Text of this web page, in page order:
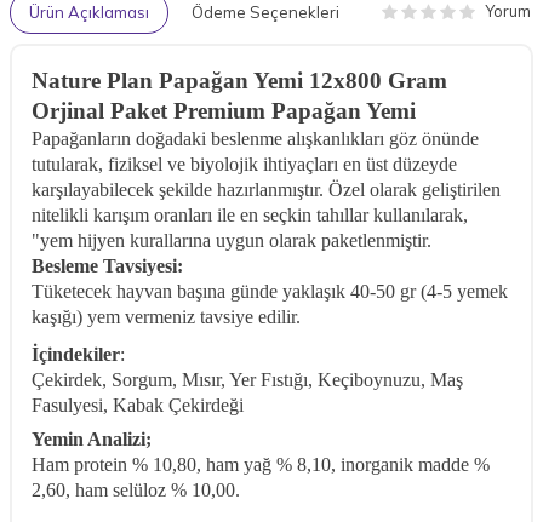
Ürün Açıklaması Ödeme Seçenekleri Yorum
Nature Plan Papağan Yemi 12x800 Gram
Orjinal Paket Premium Papağan Yemi
Papağanların doğadaki beslenme alışkanlıkları göz önünde
tutularak, fiziksel ve biyolojik ihtiyaçları en üst düzeyde
karşılayabilecek şekilde hazırlanmıştır. Özel olarak geliştirilen
nitelikli karışım oranları ile en seçkin tahıllar kullanılarak,
"yem hijyen kurallarına uygun olarak paketlenmiştir.
Besleme Tavsiyesi:
Tüketecek hayvan başına günde yaklaşık 40-50 gr (4-5 yemek
kaşığı) yem vermeniz tavsiye edilir.
İçindekiler:
Çekirdek, Sorgum, Mısır, Yer Fıstığı, Keçiboynuzu, Maş
Fasulyesi, Kabak Çekirdeği
Yemin Analizi;
Ham protein % 10,80, ham yağ % 8,10, inorganik madde %
2,60, ham selüloz % 10,00.